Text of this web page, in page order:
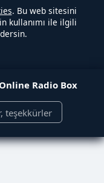
. Bu web sitesini
kullanımı ile ilgili
Online Radio Box
teşekkürler